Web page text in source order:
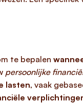
te bepalen
persoonlijke
lasten, vaak